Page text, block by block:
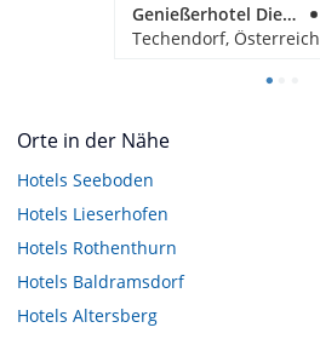
Genießerhotel Die Forelle
Techendorf, Österreich
Orte in der Nähe
Hotels Seeboden
Hotels Lieserhofen
Hotels Rothenthurn
Hotels Baldramsdorf
Hotels Altersberg